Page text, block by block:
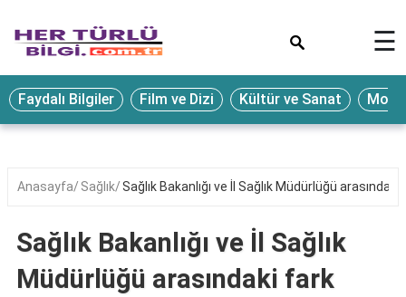
Eğitim
Ekonomi
Seyahat
Oyun
Yaşam
☰
Faydalı Bilgiler Film ve Dizi Kültür ve Sanat
Anasayfa Sağlık Sağlık Bakanlığı ve İl Sağlık Müdürlüğü
Sağlık Bakanlığı ve İl Sağlık
Müdürlüğü arasındaki fark